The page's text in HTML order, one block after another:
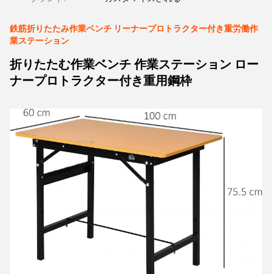
鉄筋折りたたみ作業ベンチ リーナープロトラクター付き重労働作
業ステーション
折りたたむ作業ベンチ 作業ステーション ロー
ナープロトラクター付き重用鋼枠